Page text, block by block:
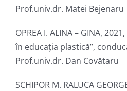
Prof.univ.dr. Matei Bejenaru
OPREA I. ALINA – GINA,
în educația plastică”,
Prof.univ.dr. Dan Covătaru
SCHIPOR M. RALUCA